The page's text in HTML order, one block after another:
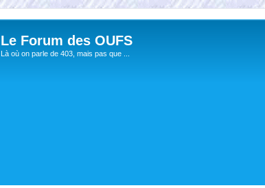
Le Forum des OUFS
Là où on parle de 403, mais pas que ...